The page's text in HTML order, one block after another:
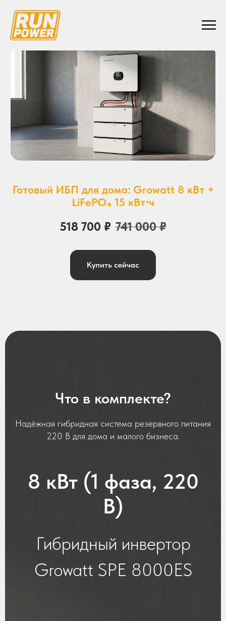
Готовый ИБП для дома: Growatt 8 кВт +
LiFePO₄ 15 кВт⋅ч
518 700 ₽ 741 000 ₽
Купить сейчас
Что в комплекте?
Надёжная гибридная система резервного питания
220 В для дома и малого бизнеса.
8 кВт (1 фаза, 220
В)
Гибридный инвертор
Growatt SPE 8000ES